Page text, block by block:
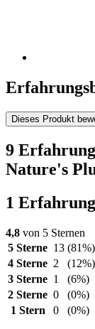
Dieses Produkt
9
Nature's
1
4,8 von 5 Sternen
5 Sterne 13 (81%)
4 Sterne 2
(12%)
3 Sterne 1
(6%)
2 Sterne 0
(0%)
1 Stern
0 (0%)